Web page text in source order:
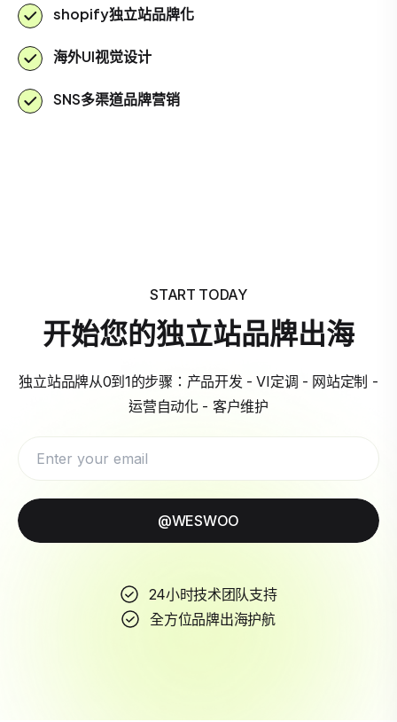
shopify独立站品牌化
海外UI视觉设计
SNS多渠道品牌营销
START TODAY
开始您的独立站品牌出海
独立站品牌从0到1的步骤：产品开发 - VI定调 - 网站定制 -
运营自动化 - 客户维护
@WESWOO
24小时技术团队支持
全方位品牌出海护航